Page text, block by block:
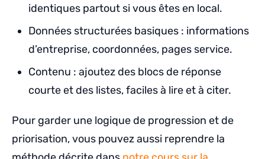
identiques partout si vous êtes en local.
Données structurées basiques : informations
d’entreprise, coordonnées, pages service.
Contenu : ajoutez des blocs de réponse
courte et des listes, faciles à lire et à citer.
Pour garder une logique de progression et de
priorisation, vous pouvez aussi reprendre la